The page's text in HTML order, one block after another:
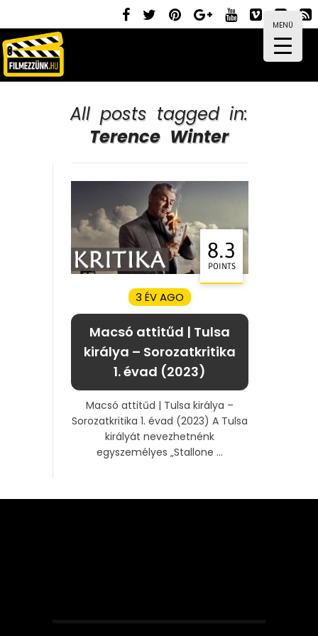
MENÜ
All posts tagged in:
Terence Winter
8.3
POINTS
3 ÉV AGO
Macsó attitűd | Tulsa
királya – Sorozatkritika
1. évad (2023)
Macsó attitűd | Tulsa királya –
Sorozatkritika 1. évad (2023) A Tulsa
királyát nevezhetnénk
egyszemélyes „Stallone ...